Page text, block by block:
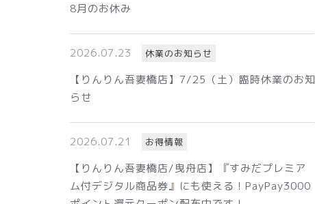
8月のお休み
2026.07.23 休業のお知らせ
【りんりん吾妻橋店】7/25（土）臨時休業のお知
らせ
2026.07.21 お得情報
【りんりん吾妻橋店/曳舟店】『すみだプレミア
ム付デジタル商品券』にも使える！PayPay3000